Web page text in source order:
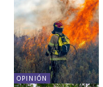
OPINIÓN